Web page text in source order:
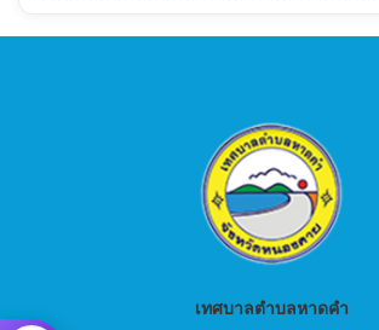
เทศบาลตำบลหาดคำ